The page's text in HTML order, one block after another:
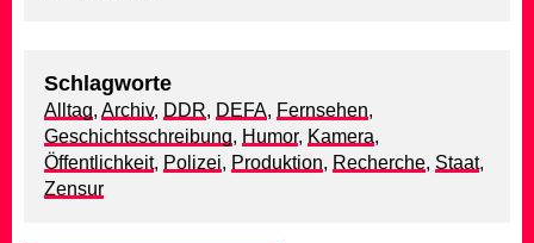
Schlagworte
Alltag, Archiv, DDR, DEFA, Fernsehen,
Geschichtsschreibung, Humor, Kamera,
Öffentlichkeit, Polizei, Produktion, Recherche, Staat,
Zensur